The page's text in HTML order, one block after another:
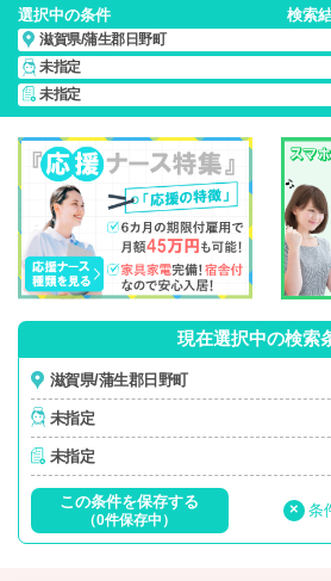
選択中の条件 検索
滋賀県/蒲生郡日野町
未指定
未指定
滋賀県/蒲生郡日野町/正社員・パート
看護師求人・派遣・転職・募集一覧
現在選択中の検索
滋賀県/蒲生郡日野町
未指定
未指定
この条件を保存する
（0件保存中）
× 条